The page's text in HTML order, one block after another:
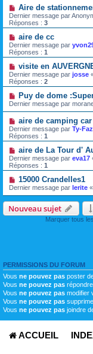
Aire de
Dernier message par
Réponses : 3
aire de cc
Dernier message par
Réponses : 1
visite en
Dernier message par josse
Réponses : 2
Puy de dome
Dernier message par
aire de camping
Dernier message par Ty-Faz
Réponses : 1
aire de La Tour d'
Dernier message par eva17
Réponses : 1
15000 Crandelles1
Dernier message par lerite «
Nouveau sujet
Marquer tous
PERMISSIONS DU FORUM
Vous ne pouvez pas poster
Vous ne pouvez pas
Vous ne pouvez pas modifier
Vous ne pouvez pas
Vous ne pouvez pas joindre
ACCUEIL